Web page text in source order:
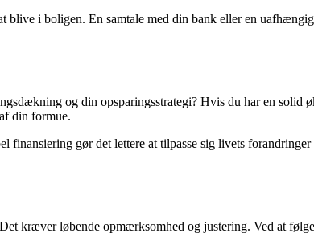
i boligen. En samtale med din bank eller en
og din opsparingsstrategi? Hvis du har en solid
din formue.
gør det lettere at tilpasse sig livets forandringer
kræver løbende opmærksomhed og justering. Ved at